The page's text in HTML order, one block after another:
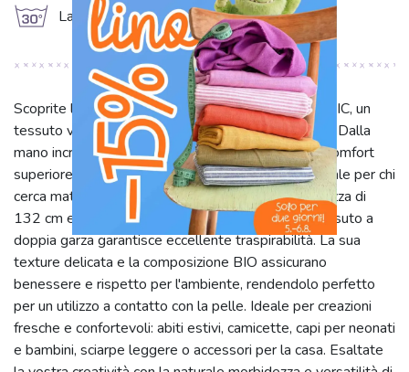
g Lavare a 30°C
Scoprite la Mussola/Doppia garza cyclaam ORGANIC, un
tessuto viola tinta unita in 100% Cotone Biologico. Dalla
mano incredibilmente morbida e leggera, offre un comfort
superiore e una delicata sensazione sulla pelle, ideale per chi
cerca materiali naturali e sostenibili. Con una larghezza di
132 cm e una grammatura di 130 g/m², questo tessuto a
doppia garza garantisce eccellente traspirabilità. La sua
texture delicata e la composizione BIO assicurano
benessere e rispetto per l'ambiente, rendendolo perfetto
per un utilizzo a contatto con la pelle. Ideale per creazioni
fresche e confortevoli: abiti estivi, camicette, capi per neonati
e bambini, sciarpe leggere o accessori per la casa. Esaltate